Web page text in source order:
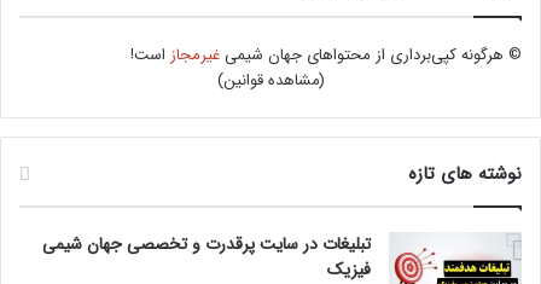
© هرگونه کپی‌برداری از محتواهای جهان شیمیغیرمجاز است!
(مشاهده قوانین)
نوشته های تازه
تبلیغات در سایت پرقدرت و تخصصی جهان شیمی
فیزیک